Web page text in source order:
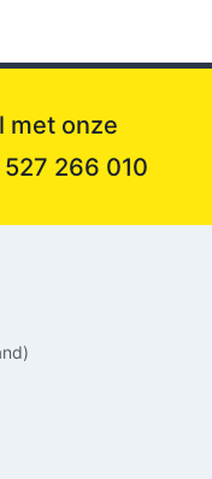
met onze
266 010